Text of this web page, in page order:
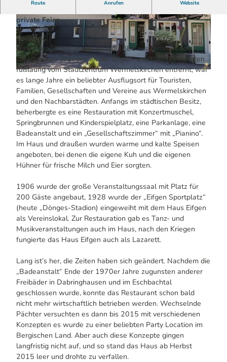
© Michael Dierks | KI-optimiert
© Mike König | KI-optimiert © Michael Dierks | KI-optimiert
Route Anrufen Website
private Feier.
Damals…
Das Haus Eifgen wurde im Juli 1888 als Zentrum der
„Städtischen Anlagen an der Eifgen“ eröffnet. 15 Minuten
fußläufig vom Stadtzentrum Wermelskirchen entfernt, war
es lange Jahre ein beliebter Ausflugsort für Touristen,
Familien, Gesellschaften und Vereine aus Wermelskirchen
und den Nachbarstädten. Anfangs im städtischen Besitz,
beherbergte es eine Restauration mit Konzertmuschel,
Springbrunnen und Kinderspielplatz, eine Parkanlage, eine
Badeanstalt und ein „Gesellschaftszimmer“ mit „Pianino“.
Im Haus und draußen wurden warme und kalte Speisen
angeboten, bei denen die eigene Kuh und die eigenen
Hühner für frische Milch und Eier sorgten.
1906 wurde der große Veranstaltungssaal mit Platz für
200 Gäste angebaut, 1928 wurde der „Eifgen Sportplatz“
(heute „Dönges-Stadion) eingeweiht mit dem Haus Eifgen
als Vereinslokal. Zur Restauration gab es Tanz- und
Musikveranstaltungen auch im Haus, nach den Kriegen
fungierte das Haus Eifgen auch als Lazarett.
Lang ist’s her, die Zeiten haben sich geändert. Nachdem die
„Badeanstalt“ Ende der 1970er Jahre zugunsten anderer
Freibäder in Dabringhausen und im Eschbachtal
geschlossen wurde, konnte das Restaurant schon bald
nicht mehr wirtschaftlich betrieben werden. Wechselnde
Pächter versuchten es dann bis 2015 mit verschiedenen
Konzepten es wurde zu einer beliebten Party Location im
Bergischen Land. Aber auch diese Konzepte gingen
langfristig nicht auf, und so stand das Haus ab Herbst
2015 leer und drohte zu verfallen.